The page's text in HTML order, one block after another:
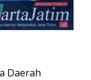
Daerah